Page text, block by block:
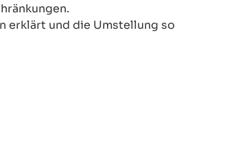
erklärt und die Umstellung so